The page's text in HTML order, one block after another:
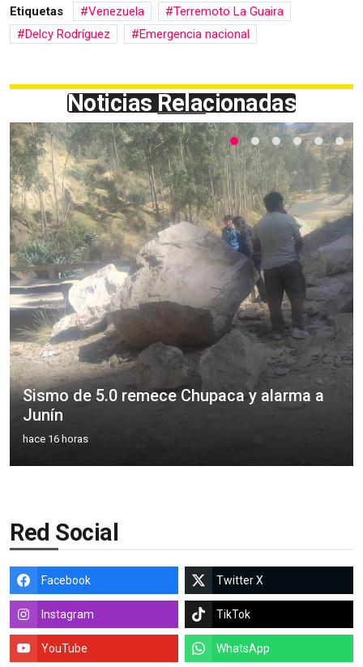
Etiquetas Venezuela
Terremoto La Guaira
Delcy Rodríguez
Emergencia nacional
Noticias Relacionadas
Sismo de 5.0 remece Chupaca y alarma a
Junín
hace 16 horas
Red Social
Facebook Twitter X
Instagram TikTok
YouTube WhatsApp